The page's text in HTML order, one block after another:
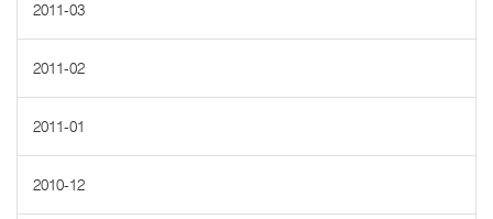
2011-03
2011-02
2011-01
2010-12